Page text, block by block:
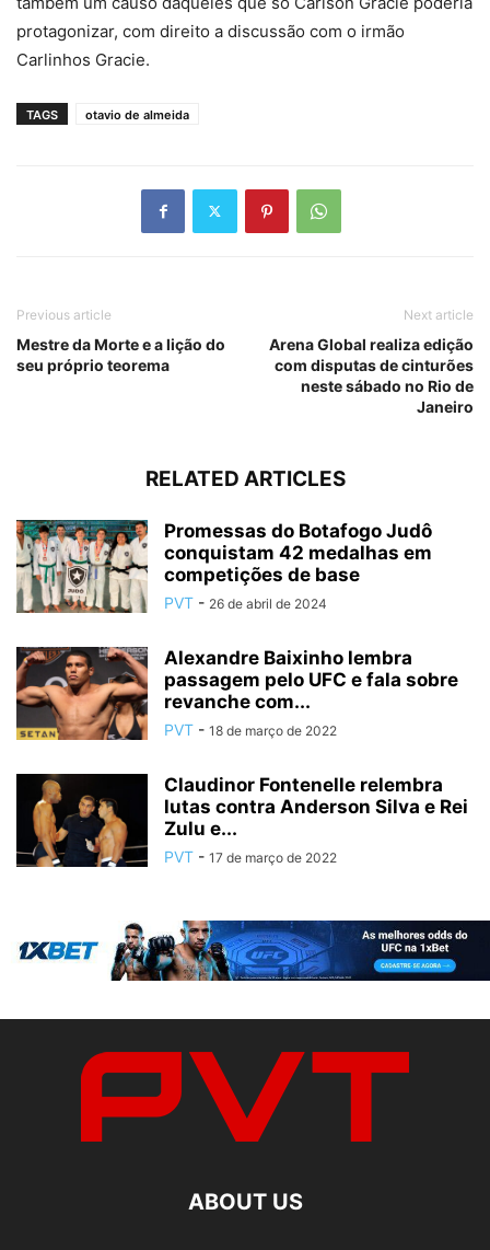
protagonizar, com direito a discussão com o irmão
Carlinhos Gracie.
TAGS otavio de almeida
Previous article
Mestre da Morte e a lição do
seu próprio teorema
Next article
Arena Global realiza edição
com disputas de cinturões
neste sábado no Rio de
Janeiro
RELATED ARTICLES
Promessas do Botafogo Judô
conquistam 42 medalhas em
competições de base
PVT - 26 de abril de 2024
Alexandre Baixinho lembra
passagem pelo UFC e fala sobre
revanche com...
PVT - 18 de março de 2022
Claudinor Fontenelle relembra
lutas contra Anderson Silva e Rei
Zulu e...
PVT - 17 de março de 2022
ABOUT US